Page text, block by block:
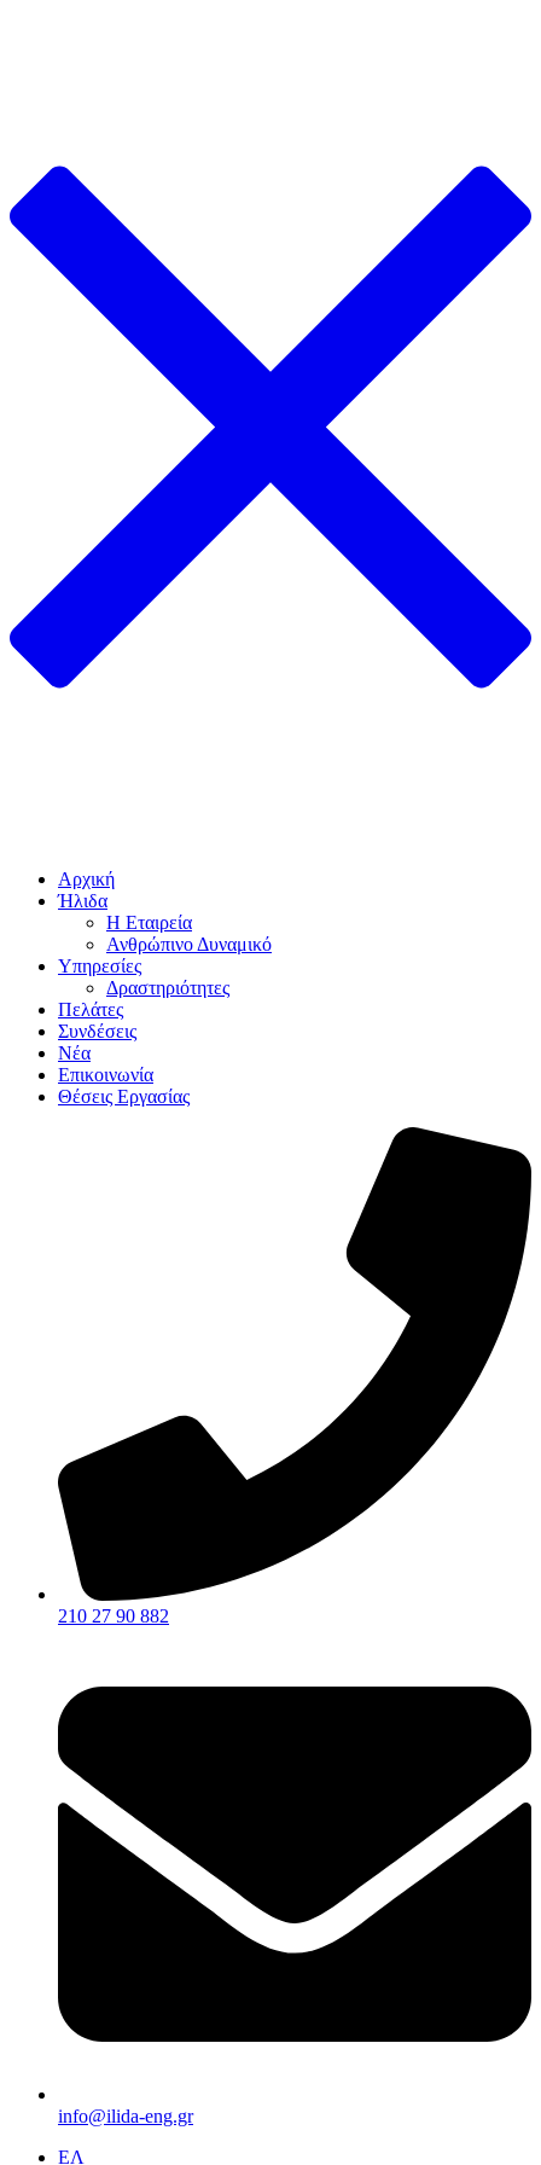
Αρχική
Ήλιδα
Η Εταιρεία
Ανθρώπινο Δυναμικό
Υπηρεσίες
Δραστηριότητες
Πελάτες
Συνδέσεις
Νέα
Επικοινωνία
Θέσεις Εργασίας
210 27 90 882
info@ilida-eng.gr
ΕΛ